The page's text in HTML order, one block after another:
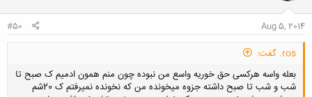
Aug 5, 2014
#50
ros. گفت:
بعله واسه هرکسی حق خوریه واسع من نبوده چون منم همون ادمیم ک صبح تا
شب و شب تا صبح داشته جزوه میخونده من که نخونده نمیرفتم ک 20شم